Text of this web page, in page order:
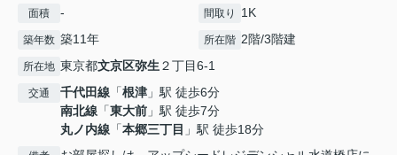
面積 - 間取り 1K
築年数 築11年 所在階 2階/3階建
所在地 東京都文京区弥生 ２丁目6-1
交通 千代田線 「根津 」駅 徒歩6分
南北線 「東大前 」駅 徒歩7分
丸ノ内線 「本郷三丁目 」駅 徒歩18分